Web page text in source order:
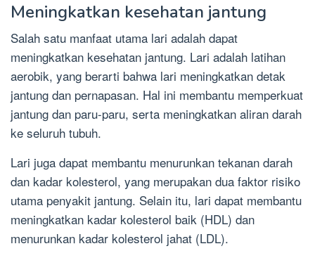
Meningkatkan kesehatan jantung
Salah satu manfaat utama lari adalah dapat
meningkatkan kesehatan jantung. Lari adalah latihan
aerobik, yang berarti bahwa lari meningkatkan detak
jantung dan pernapasan. Hal ini membantu memperkuat
jantung dan paru-paru, serta meningkatkan aliran darah
ke seluruh tubuh.
Lari juga dapat membantu menurunkan tekanan darah
dan kadar kolesterol, yang merupakan dua faktor risiko
utama penyakit jantung. Selain itu, lari dapat membantu
meningkatkan kadar kolesterol baik (HDL) dan
menurunkan kadar kolesterol jahat (LDL).